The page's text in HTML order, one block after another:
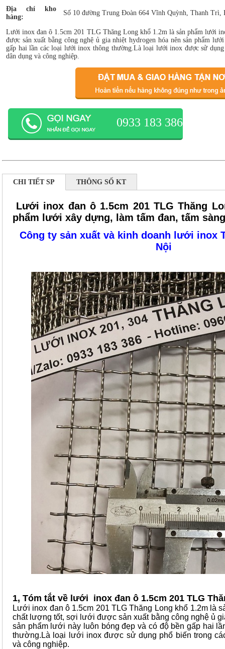
Địa chỉ kho
hàng:
Số 10 đường Trung Đoàn 664 Vĩnh Quỳnh, Thanh Trì,
Lưới inox đan ô 1.5cm 201 TLG Thăng Long khổ 1.2m là sản phẩm lưới
được sản xuất bằng công nghệ ủ gia nhiệt hydrogen hóa nên sản phẩm
gấp hai lần các loại lưới inox thông thường.Là loại lưới inox được sử
dân dụng và công nghiệp.
0933 183 386
CHI TIẾT SP THÔNG SỐ KT
Lưới inox đan ô 1.5cm 201 TLG Thăng
phẩm lưới xây dựng, làm tấm đan, tấm
Công ty sản xuất và kinh doanh lưới inox
Nội
1, Tóm tắt về lưới inox đan ô 1.5cm 201 TLG
Lưới inox đan ô 1.5cm 201 TLG Thăng Long khổ 1.2m là
chất lượng tốt, sợi lưới được sản xuất bằng công nghệ ủ
sản phẩm lưới này luôn bóng đẹp và có độ bền gấp hai
thường.Là loại lưới inox được sử dụng phổ biến trong
và công nghiệp.